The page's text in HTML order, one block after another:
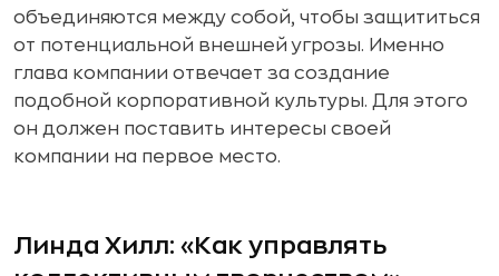
объединяются между собой, чтобы защититься
от потенциальной внешней угрозы. Именно
глава компании отвечает за создание
подобной корпоративной культуры. Для этого
он должен поставить интересы своей
компании на первое место.
Линда Хилл: «Как управлять